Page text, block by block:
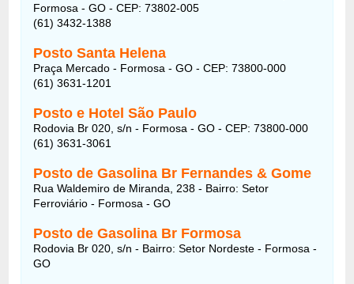
Formosa - GO - CEP: 73802-005
(61) 3432-1388
Posto Santa Helena
Praça Mercado - Formosa - GO - CEP: 73800-000
(61) 3631-1201
Posto e Hotel São Paulo
Rodovia Br 020, s/n - Formosa - GO - CEP: 73800-000
(61) 3631-3061
Posto de Gasolina Br Fernandes & Gome
Rua Waldemiro de Miranda, 238 - Bairro: Setor
Ferroviário - Formosa - GO
Posto de Gasolina Br Formosa
Rodovia Br 020, s/n - Bairro: Setor Nordeste - Formosa -
GO